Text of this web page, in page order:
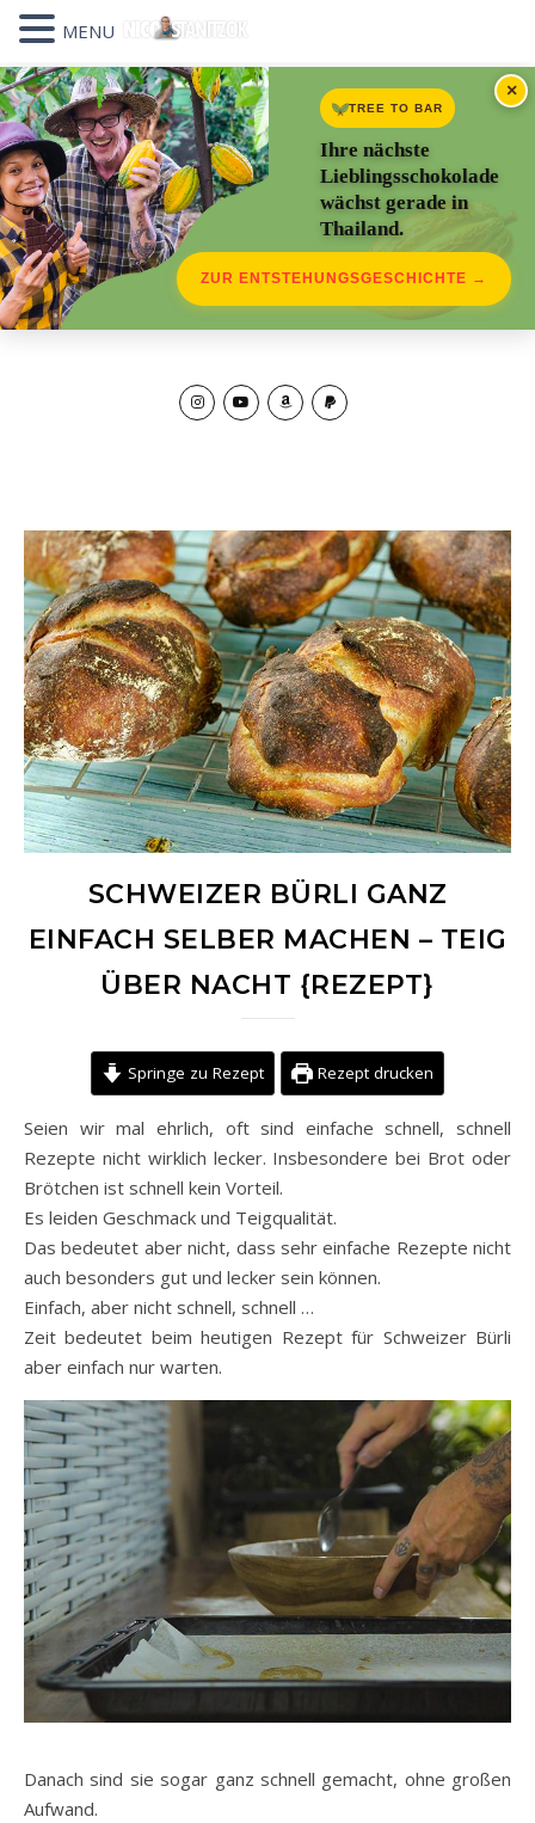
SCHWEIZER BÜRLI GANZ
EINFACH SELBER MACHEN – TEIG
ÜBER NACHT {REZEPT}
Springe zu Rezept Rezept drucken
Seien wir mal ehrlich, oft sind einfache schnell, schnell
Rezepte nicht wirklich lecker. Insbesondere bei Brot oder
Brötchen ist schnell kein Vorteil.
Es leiden Geschmack und Teigqualität.
Das bedeutet aber nicht, dass sehr einfache Rezepte nicht
auch besonders gut und lecker sein können.
Einfach, aber nicht schnell, schnell …
Zeit bedeutet beim heutigen Rezept für Schweizer Bürli
aber einfach nur warten.
Danach sind sie sogar ganz schnell gemacht, ohne großen
Aufwand.
×
TREE TO BAR
Ihre nächste
Lieblingsschokolade
wächst gerade in
Thailand.
ZUR ENTSTEHUNGSGESCHICHTE →
MENU